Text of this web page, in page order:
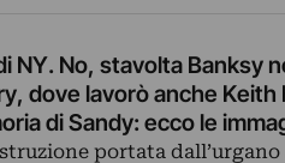
NY. No, stavolta Banksy
dove lavorò anche Keith
di Sandy: ecco le
portata